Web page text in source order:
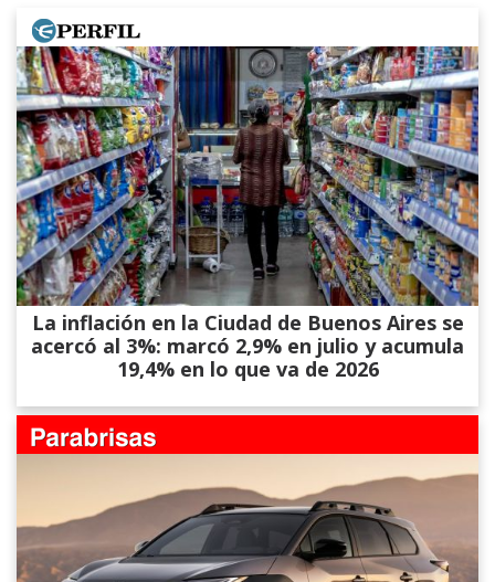
La inflación en la Ciudad de Buenos Aires se
acercó al 3%: marcó 2,9% en julio y acumula
19,4% en lo que va de 2026